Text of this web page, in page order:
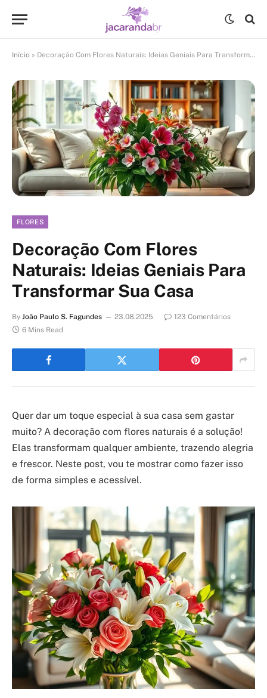
Início » Decoração Com Flores Naturais: Ideias Geniais Para Transformar Sua Casa
FLORES
Decoração Com Flores
Naturais: Ideias Geniais Para
Transformar Sua Casa
By João Paulo S. Fagundes 23.08.2025
123 Comentários
6 Mins Read
Quer dar um toque especial à sua casa sem gastar
muito? A decoração com flores naturais é a solução!
Elas transformam qualquer ambiente, trazendo alegria
e frescor. Neste post, vou te mostrar como fazer isso
de forma simples e acessível.